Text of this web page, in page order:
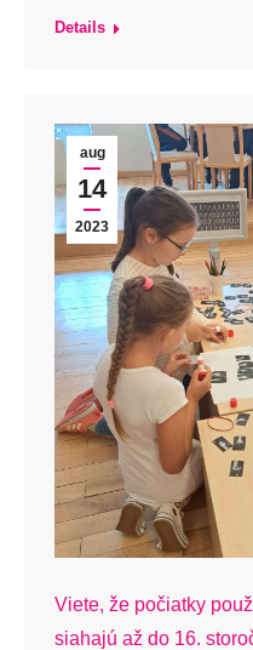
Details
aug
14
2023
Viete, že počiatky
siahajú až do 16.